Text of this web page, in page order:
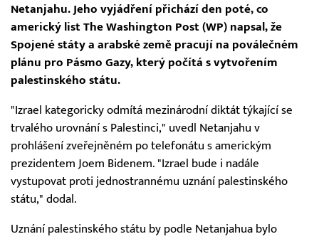
Netanjahu. Jeho vyjádření přichází den poté, co
americký list The Washington Post (WP) napsal, že
Spojené státy a arabské země pracují na poválečném
plánu pro Pásmo Gazy, který počítá s vytvořením
palestinského státu.
"Izrael kategoricky odmítá mezinárodní diktát týkající se
trvalého urovnání s Palestinci," uvedl Netanjahu v
prohlášení zveřejněném po telefonátu s americkým
prezidentem Joem Bidenem. "Izrael bude i nadále
vystupovat proti jednostrannému uznání palestinského
státu," dodal.
Uznání palestinského státu by podle Netanjahua bylo